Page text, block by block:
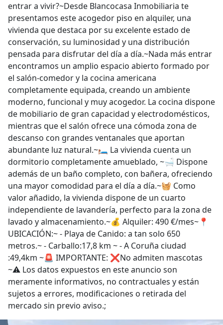
entrar a vivir?~Desde Blancocasa Inmobiliaria te
presentamos este acogedor piso en alquiler, una
vivienda que destaca por su excelente estado de
conservación, su luminosidad y una distribución
pensada para disfrutar del día a día.~Nada más entrar
encontramos un amplio espacio abierto formado por
el salón-comedor y la cocina americana
completamente equipada, creando un ambiente
moderno, funcional y muy acogedor. La cocina dispone
de mobiliario de gran capacidad y electrodomésticos,
mientras que el salón ofrece una cómoda zona de
descanso con grandes ventanales que aportan
abundante luz natural.~🛏️ La vivienda cuenta un
dormitorio completamente amueblado, ~🛁 Dispone
además de un baño completo, con bañera, ofreciendo
una mayor comodidad para el día a día.~🧺 Como
valor añadido, la vivienda dispone de un cuarto
independiente de lavandería, perfecto para la zona de
lavado y almacenamiento.~💰 Alquiler: 490 €/mes~📍
UBICACIÓN:~ - Playa de Canido: a tan solo 650
metros.~ - Carballo:17,8 km ~ - A Coruña ciudad
:49,4km ~🚨 IMPORTANTE: ❌No admiten mascotas
~⚠️ Los datos expuestos en este anuncio son
meramente informativos, no contractuales y están
sujetos a errores, modificaciones o retirada del
mercado sin previo aviso.;